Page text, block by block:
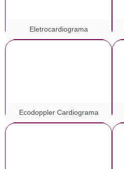
Eletrocardiograma
Ecodoppler Cardiograma